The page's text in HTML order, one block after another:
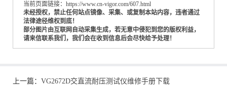
当前页面链接：https://www.cn-vigor.com/607.html
未经授权，禁止任何站点镜像、采集、或复制本站内容，违者通过
法律途径维权到底！
部分图片由互联网自动采集生成，若无意中侵犯到您的版权利益，
请来信联系我们，我们会在收到信息后会尽快给予处理！
上一篇： VG2672D交直流耐压测试仪维修手册下载